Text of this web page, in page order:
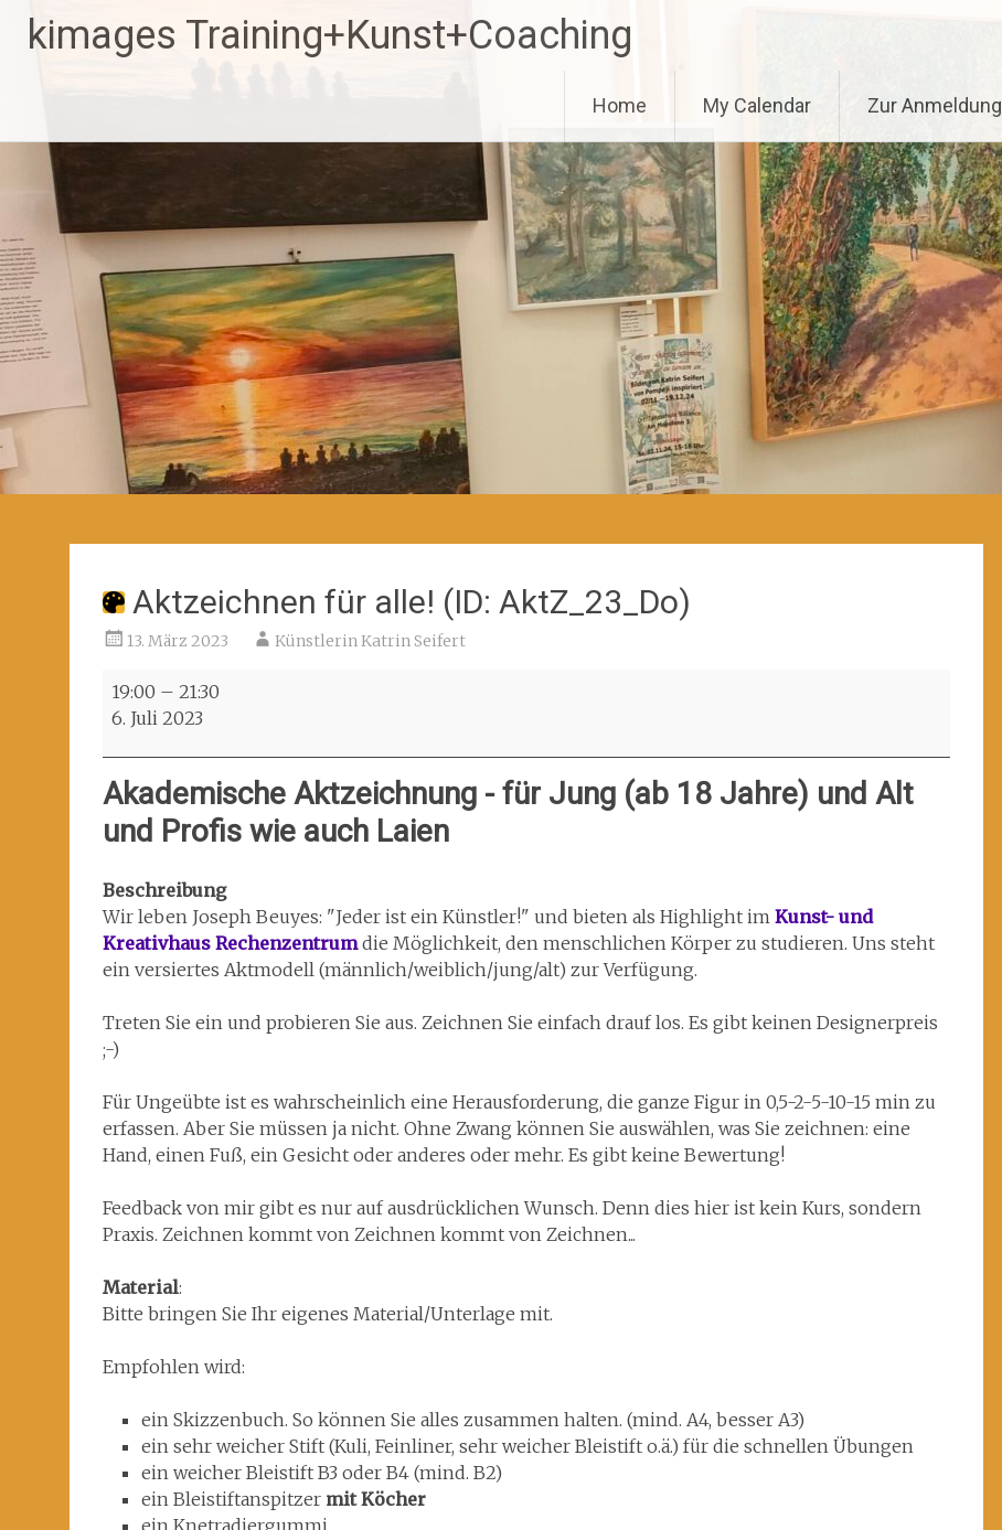
Zum
Inhaltkimages Training+Kunst+Coaching
Home My Calendar Zur Anmeldung
Aktzeichnen für alle! (ID: AktZ_23_Do)
13. März 2023 Künstlerin Katrin Seifert
Aktzeichnen
für
alle!
(ID:
AktZ_23_Do)
19:00 – 21:30
6. Juli 2023
Akademische Aktzeichnung - für Jung (ab 18 Jahre) und Alt
und Profis wie auch Laien
Beschreibung
Wir leben Joseph Beuyes: "Jeder ist ein Künstler!" und bieten als Highlight im Kunst- und
Kreativhaus Rechenzentrumdie Möglichkeit, den menschlichen Körper zu studieren. Uns steht
ein versiertes Aktmodell (männlich/weiblich/jung/alt) zur Verfügung.
Treten Sie ein und probieren Sie aus. Zeichnen Sie einfach drauf los. Es gibt keinen Designerpreis
;-)
Für Ungeübte ist es wahrscheinlich eine Herausforderung, die ganze Figur in 0,5-2-5-10-15 min zu
erfassen. Aber Sie müssen ja nicht. Ohne Zwang können Sie auswählen, was Sie zeichnen: eine
Hand, einen Fuß, ein Gesicht oder anderes oder mehr. Es gibt keine Bewertung!
Feedback von mir gibt es nur auf ausdrücklichen Wunsch. Denn dies hier ist kein Kurs, sondern
Praxis. Zeichnen kommt von Zeichnen kommt von Zeichnen...
Material:
Bitte bringen Sie Ihr eigenes Material/Unterlage mit.
Empfohlen wird:
ein Skizzenbuch. So können Sie alles zusammen halten. (mind. A4, besser A3)
ein sehr weicher Stift (Kuli, Feinliner, sehr weicher Bleistift o.ä.) für die schnellen Übungen
ein weicher Bleistift B3 oder B4 (mind. B2)
ein Bleistiftanspitzer mit Köcher
ein Knetradiergummi